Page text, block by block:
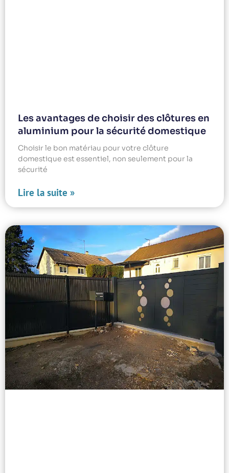
Les avantages de choisir des clôtures en
aluminium pour la sécurité domestique
Choisir le bon matériau pour votre clôture
domestique est essentiel, non seulement pour la
sécurité
Lire la suite »